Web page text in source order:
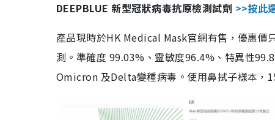
DEEPBLUE 新型冠狀病毒抗原檢測試劑 >>按此
產品現時於HK Medical Mask官網有售，優惠價
測。準確度 99.03%、靈敏度96.4%、特異性
Omicron 及Delta變種病毒。使用鼻拭子樣本，